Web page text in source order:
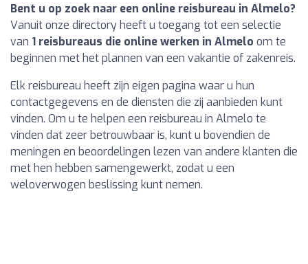
Bent u op zoek naar een online reisbureau in Almelo?
Vanuit onze directory heeft u toegang tot een selectie
van 1 reisbureaus die online werken in Almelo om te
beginnen met het plannen van een vakantie of zakenreis.
Elk reisbureau heeft zijn eigen pagina waar u hun
contactgegevens en de diensten die zij aanbieden kunt
vinden. Om u te helpen een reisbureau in Almelo te
vinden dat zeer betrouwbaar is, kunt u bovendien de
meningen en beoordelingen lezen van andere klanten die
met hen hebben samengewerkt, zodat u een
weloverwogen beslissing kunt nemen.